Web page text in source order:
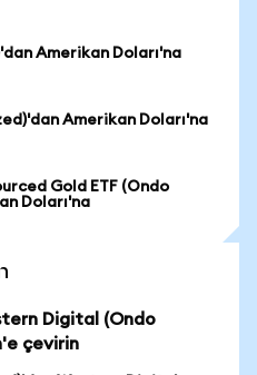
Amerikan Doları'na
Amerikan Doları'na
Gold ETF (Ondo
Doları'na
Digital (Ondo
çevirin